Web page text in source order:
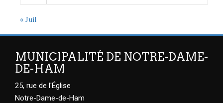
« Juil
MUNICIPALITÉ DE NOTRE-DAME-
DE-HAM
25, rue de l'Église
Notre-Dame-de-Ham